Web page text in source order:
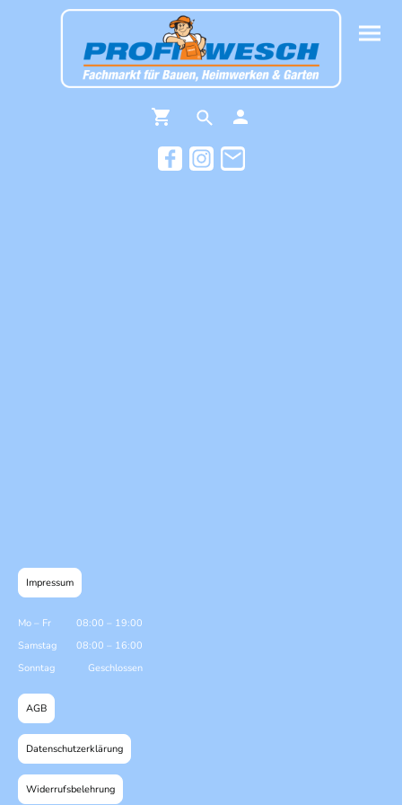
Impressum
Mo – Fr 08:00 – 19:00
Samstag
08:00 – 16:00
Sonntag
Geschlossen
AGB
Datenschutzerklärung
Widerrufsbelehrung